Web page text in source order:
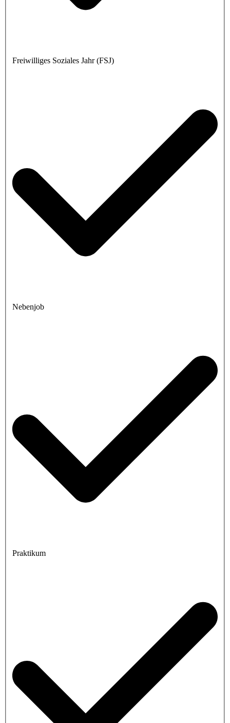
Freiwilliges Soziales Jahr (FSJ)
Nebenjob
Praktikum